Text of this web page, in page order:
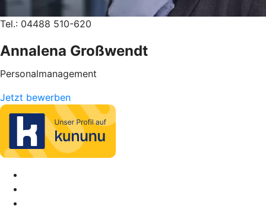
Tel.: 04488 510-620
Annalena Großwendt
Personalmanagement
Jetzt bewerben